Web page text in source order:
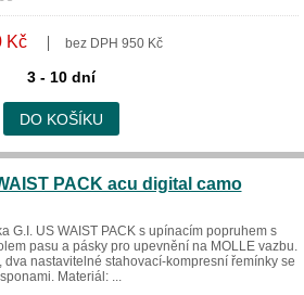
Kč bez DPH 950 Kč
3 - 10 dní
DO KOŠÍKU
PACK acu digital camo
G.I. US WAIST PACK s upínacím popruhem s
pasu a pásky pro upevnění na MOLLE vazbu.
nastavitelné stahovací-kompresní řemínky se
sponami. Materiál: ...